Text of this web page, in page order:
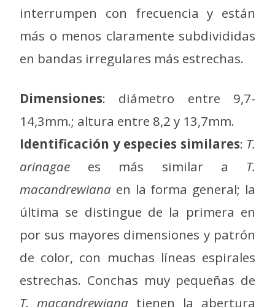
interrumpen con frecuencia y están
más o menos claramente subdivididas
en bandas irregulares más estrechas.
Dimensiones: diámetro entre 9,7-
14,3mm.; altura entre 8,2 y 13,7mm.
Identificación y especies similares: T.
arinagae es más similar a T.
macandrewiana en la forma general; la
última se distingue de la primera en
por sus mayores dimensiones y patrón
de color, con muchas líneas espirales
estrechas. Conchas muy pequeñas de
T. macandrewiana tienen la abertura